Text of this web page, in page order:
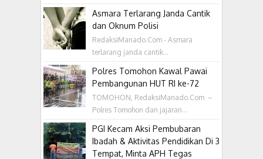
Asmara Terlarang Janda Cantik
dan Oknum Polisi
RedaksiManado.Com - Asmara
terlarang janda cantik...
Polres Tomohon Kawal Pawai
Pembangunan HUT RI ke-72
TOMOHON, RedaksiManado.Com –
Polres Tomohon dan jajaran...
PGI Kecam Aksi Pembubaran
Ibadah & Aktivitas Pendidikan Di 3
Tempat, Minta APH Tegas